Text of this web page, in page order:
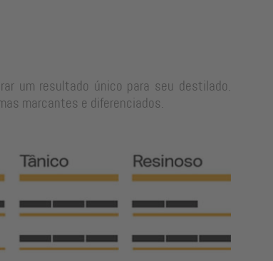
um resultado único para seu destilado.
marcantes e diferenciados.